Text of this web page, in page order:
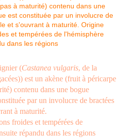
(Castanea vulgaris, de la
est un akène (fruit à péricarpe
contenu dans une bogue
par un involucre de bractées
à maturité.
froides et tempérées de
répandu dans les régions